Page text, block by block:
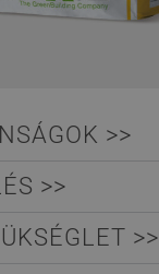
>>
>>
>>